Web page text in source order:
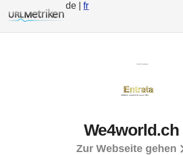
de |fr
We4world.ch
Zur Webseite gehen